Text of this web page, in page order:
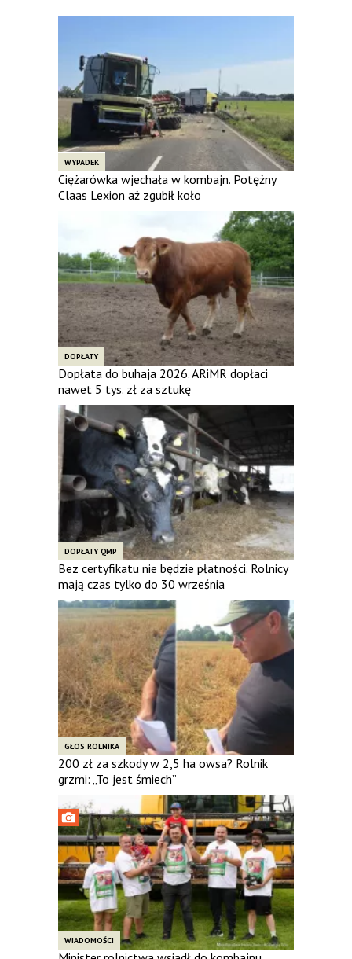
WYPADEK
Ciężarówka wjechała w kombajn. Potężny
Claas Lexion aż zgubił koło
DOPŁATY
Dopłata do buhaja 2026. ARiMR dopłaci
nawet 5 tys. zł za sztukę
DOPŁATY QMP
Bez certyfikatu nie będzie płatności. Rolnicy
mają czas tylko do 30 września
GŁOS ROLNIKA
200 zł za szkody w 2,5 ha owsa? Rolnik
grzmi: „To jest śmiech”
WIADOMOŚCI